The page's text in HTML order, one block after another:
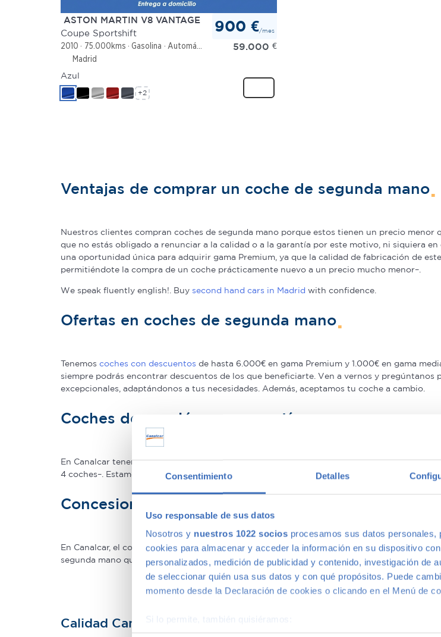
Consentimiento Detalles
Uso responsable de sus datos
Nosotros y nuestros 1022 socios procesamos sus datos
cookies para almacenar y acceder la información en su dispositivo
personalizados, medición de publicidad y contenido, investigación de
de seleccionar quién usa sus datos y con qué propósitos. Puede
momento desde la Declaración de cookies o clicando en el Menú de
Si lo permite, también quisiéramos:
ASTON MARTIN V8 VANTAGE
Coupe Sportshift
2010 75.000kms Gasolina
Automático
Madrid
900 €/mes
59.000 €
Azul
+2
Ventajas de comprar un coche de segunda mano
Nuestros clientes compran coches de segunda mano porque estos tienen un precio menor
que no estás obligado a renunciar a la calidad o a la garantía por este motivo, ni siquiera
una oportunidad única para adquirir gama Premium, ya que la calidad de fabricación de
permitiéndote la compra de un coche prácticamente nuevo a un precio mucho menor–.
We speak fluently english!. Buy second hand cars in Madrid with confidence.
Ofertas en coches de segunda mano
Tenemos coches con descuentos de hasta 6.000€ en gama Premium y 1.000€ en gama
siempre podrás encontrar descuentos de los que beneficiarte. Ven a vernos y
excepcionales, adaptándonos a tus necesidades. Además, aceptamos tu coche a cambio.
Coches de ocasión con garantía
En Canalcar tenemos los coches de segunda mano con mayor calidad, ya que nuestros
4 coches–. Estamos tan seguros de la calidad de nuestros coches de segunda mano que le
Concesionario de ocasión multimarca
En Canalcar, el concesionario de coches de ocasión más grande de Madrid, disponemos
segunda mano que mejor se adapte a tus necesidades, con la mejor relación calidad-
Calidad Canalcar